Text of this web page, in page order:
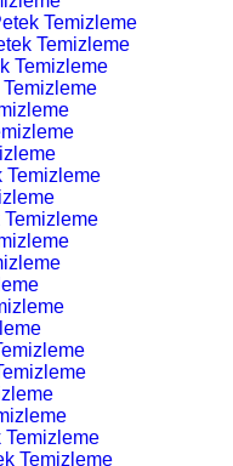
Temizleme
Temizleme
Temizleme
Temizleme
Temizleme
Temizleme
Temizleme